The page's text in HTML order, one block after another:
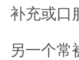
补充或口
另一个常